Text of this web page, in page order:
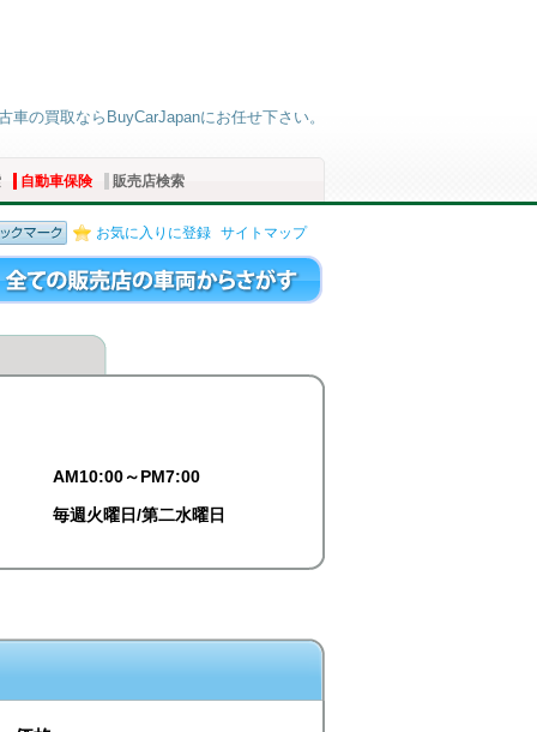
車の買取ならBuyCarJapanにお任せ下さい。
自動車保険 販売店検索
お気に入りに登録 サイトマップ
AM10:00～PM7:00
毎週火曜日/第二水曜日